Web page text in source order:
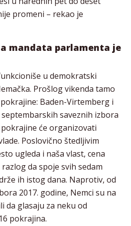
promeni – rekao je
mandata parlamenta je
u demokratski
Prošlog vikenda tamo
Baden-Virtemberg i
saveznih izbora
će organizovati
Poslovično štedljivim
ugleda i naša vlast, cena
da spoje svih sedam
ih istog dana. Naprotiv, od
2017. godine, Nemci su na
da glasaju za neku od
pokrajina.